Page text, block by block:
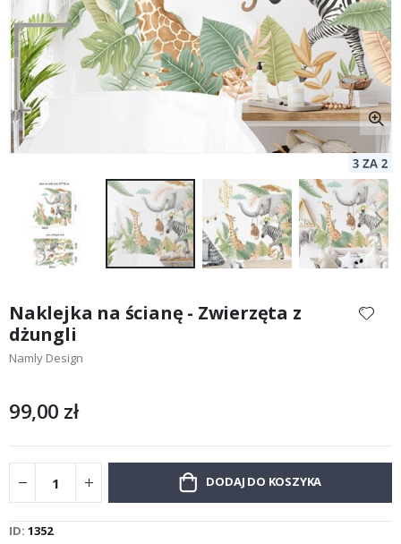
początek
galerii
Naklejka na ścianę - Zwierzęta z
dżungli
Namly Design
99,00 zł
DODAJ DO KOSZYKA
ID 1352